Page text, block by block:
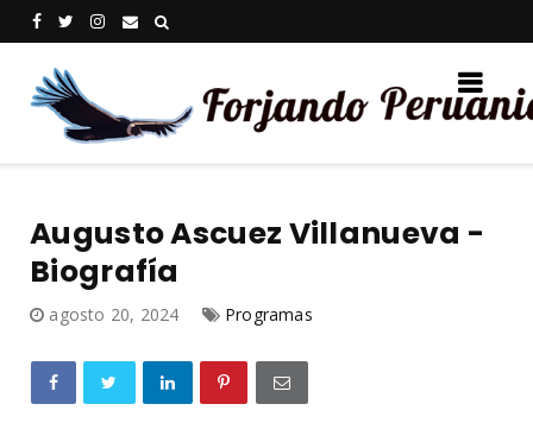
Augusto Ascuez Villanueva -
Biografía
agosto 20, 2024 Programas